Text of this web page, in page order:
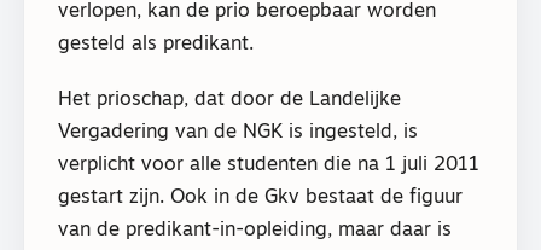
verlopen, kan de prio beroepbaar worden
gesteld als predikant.
Het prioschap, dat door de Landelijke
Vergadering van de NGK is ingesteld, is
verplicht voor alle studenten die na 1 juli 2011
gestart zijn. Ook in de Gkv bestaat de figuur
van de predikant-in-opleiding, maar daar is